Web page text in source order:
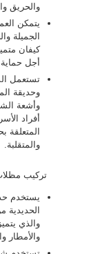
والحريق
يتمكن
الجميلة
كيفان
أجل حماية
تستعمل
وحديقة
وأشعة
أفراد
المتعلقة
والمتقلبة.
تركيب
يستخدم
الحديدية
والذي
والأمطار